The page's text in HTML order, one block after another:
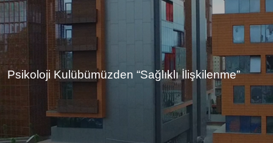
Psikoloji Kulübümüzden “Sağlıklı İlişkilenme”